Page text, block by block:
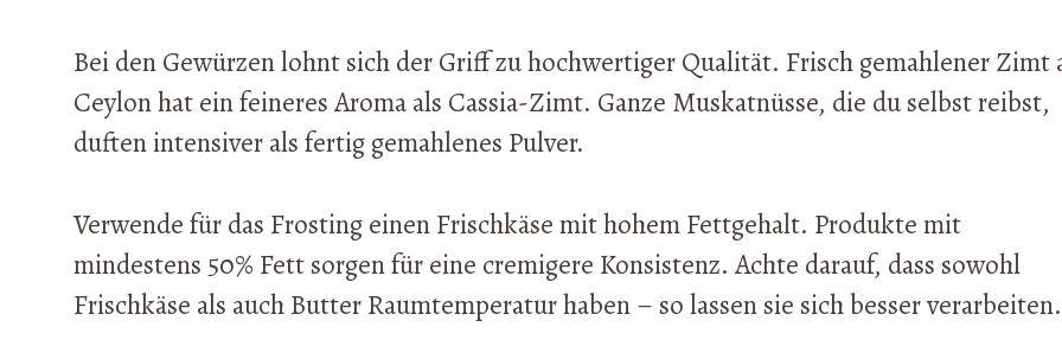
Bei den Gewürzen lohnt sich der Griff zu hochwertiger Qualität. Frisch gemahlener Zimt
Ceylon hat ein feineres Aroma als Cassia-Zimt. Ganze Muskatnüsse, die du selbst reibst,
duften intensiver als fertig gemahlenes Pulver.
Verwende für das Frosting einen Frischkäse mit hohem Fettgehalt. Produkte mit
mindestens 50% Fett sorgen für eine cremigere Konsistenz. Achte darauf, dass sowohl
Frischkäse als auch Butter Raumtemperatur haben – so lassen sie sich besser verarbeiten.